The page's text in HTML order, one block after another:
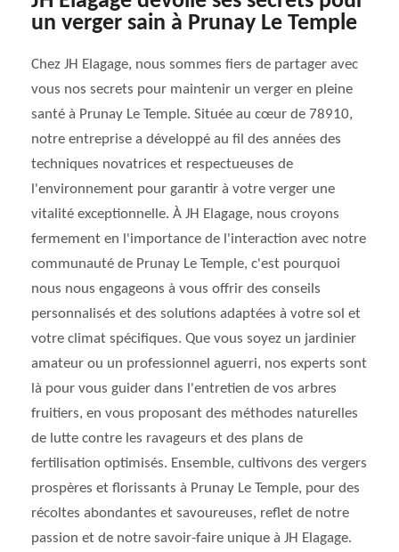
un verger sain à Prunay Le Temple
Chez JH Elagage, nous sommes fiers de partager avec
vous nos secrets pour maintenir un verger en pleine
santé à Prunay Le Temple. Située au cœur de 78910,
notre entreprise a développé au fil des années des
techniques novatrices et respectueuses de
l'environnement pour garantir à votre verger une
vitalité exceptionnelle. À JH Elagage, nous croyons
fermement en l'importance de l'interaction avec notre
communauté de Prunay Le Temple, c'est pourquoi
nous nous engageons à vous offrir des conseils
personnalisés et des solutions adaptées à votre sol et
votre climat spécifiques. Que vous soyez un jardinier
amateur ou un professionnel aguerri, nos experts sont
là pour vous guider dans l'entretien de vos arbres
fruitiers, en vous proposant des méthodes naturelles
de lutte contre les ravageurs et des plans de
fertilisation optimisés. Ensemble, cultivons des vergers
prospères et florissants à Prunay Le Temple, pour des
récoltes abondantes et savoureuses, reflet de notre
passion et de notre savoir-faire unique à JH Elagage.